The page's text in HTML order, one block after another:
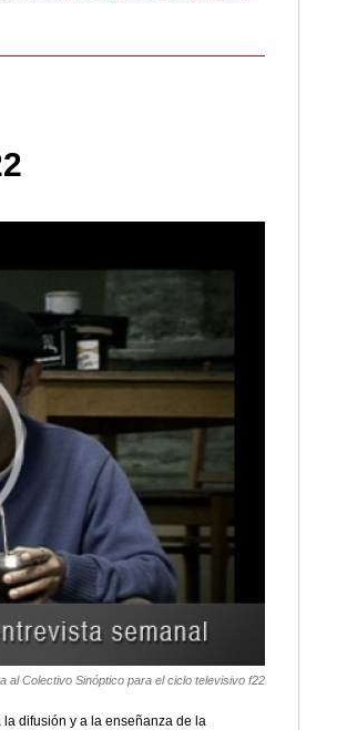
al Colectivo Sinóptico para el ciclo televisivo f22
difusión y a la enseñanza de la